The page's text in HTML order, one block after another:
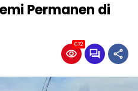
Permanen di
672